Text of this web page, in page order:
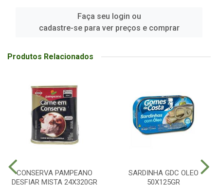
Faça seu login ou
cadastre-se para ver preços e comprar
Produtos Relacionados
CONSERVA PAMPEANO
DESFIAR MISTA 24X320GR
SARDINHA GDC OLEO
50X125GR